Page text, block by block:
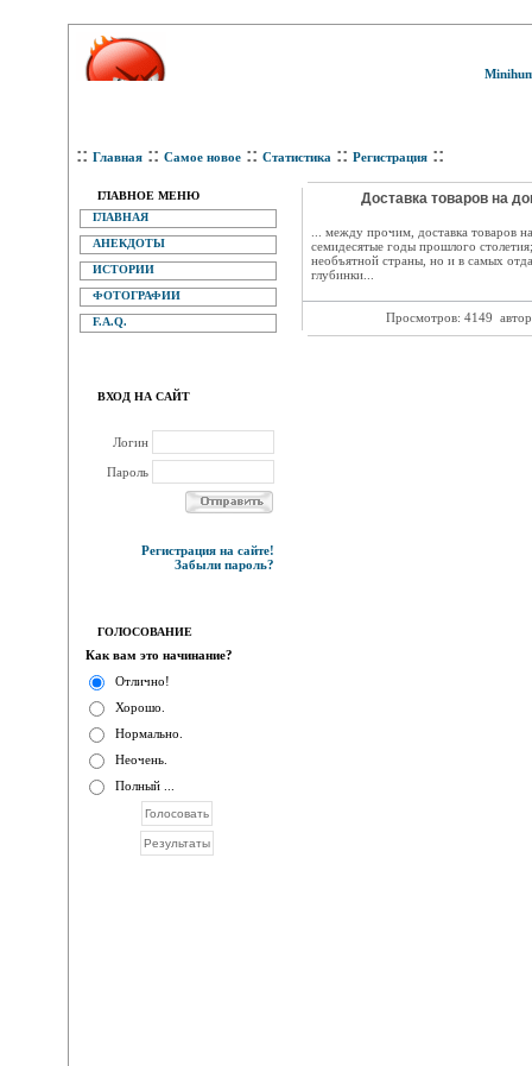
:: Главная :: Самое новое :: Статистика :: Регистрация ::
ГЛАВНОЕ МЕНЮ
ГЛАВНАЯ
АНЕКДОТЫ
ИСТОРИИ
ФОТОГРАФИИ
F.A.Q.
ВХОД НА САЙТ
Логин
Пароль
Регистрация на сайте!
Забыли пароль?
ГОЛОСОВАНИЕ
Как вам это начинание?
Отлично!
Хорошо.
Нормально.
Неочень.
Полный ...
Доставка товаров на
... между прочим, доставка товаров
семидесятые годы прошлого
необъятной страны, но и в самых
глубинки...
Просмотров: 4149